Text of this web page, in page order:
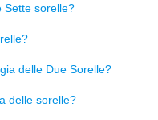
Sette sorelle?
delle Due Sorelle?
delle sorelle?